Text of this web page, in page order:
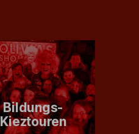
Bildungs-
Kieztouren